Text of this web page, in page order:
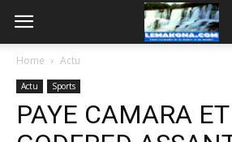
Home Actu
Actu Sports
PAYE CAMARA ET